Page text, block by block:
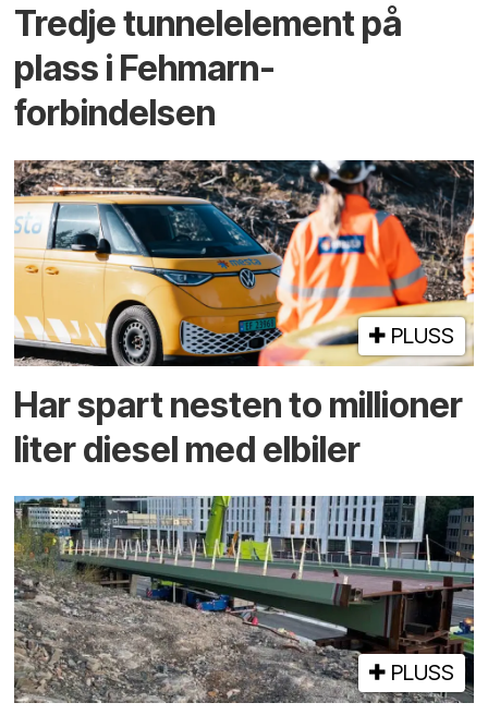
Tredje tunnel­element på
plass i Fehmarn-
forbindelsen
PLUSS
Har spart nesten to millioner
liter diesel med elbiler
PLUSS